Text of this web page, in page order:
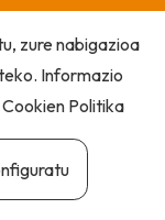
zure nabigazioa
Informazio
Cookien Politika